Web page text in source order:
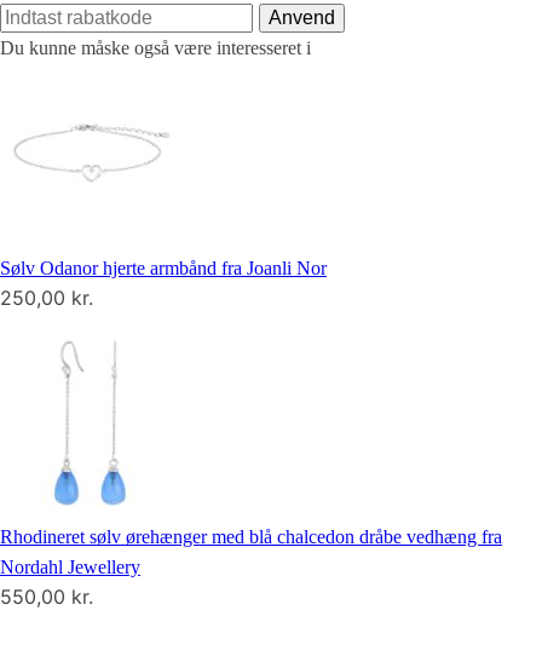
Anvend
Du kunne måske også være interesseret i
Sølv Odanor hjerte armbånd fra Joanli Nor
250,00 kr.
Rhodineret sølv ørehænger med blå chalcedon dråbe vedhæng fra
Nordahl Jewellery
550,00 kr.